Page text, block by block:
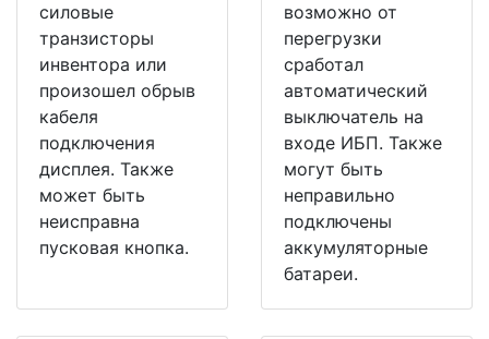
силовые
транзисторы
инвентора или
произошел обрыв
кабеля
подключения
дисплея. Также
может быть
неисправна
пусковая кнопка.
возможно от
перегрузки
сработал
автоматический
выключатель на
входе ИБП. Также
могут быть
неправильно
подключены
аккумуляторные
батареи.